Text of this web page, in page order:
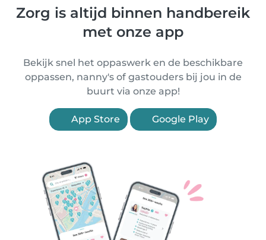
Zorg is altijd binnen handbereik
met onze app
Bekijk snel het oppaswerk en de beschikbare
oppassen, nanny's of gastouders bij jou in de
buurt via onze app!
App Store Google Play